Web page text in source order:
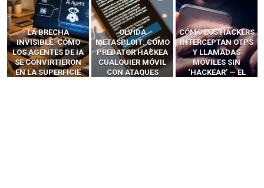
LA BRECHA
INVISIBLE: CÓMO
LOS AGENTES DE IA
SE CONVIRTIERON
EN LA SUPERFICIE
OLVIDA
METASPLOIT: CÓMO
PREDATOR HACKEA
CUALQUIER MÓVIL
CON ATAQUES
CÓMO LOS HACKERS
INTERCEPTAN OTPS
Y LLAMADAS
MÓVILES SIN
‘HACKEAR’ — EL